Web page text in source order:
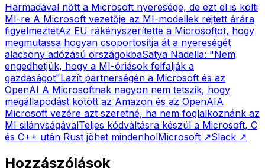
Harmadával nőtt a Microsoft nyeresége, de ezt el is költi
MI-re A Microsoft vezetője az MI-modellek rejtett árára
figyelmeztetAz EU rákényszerítette a Microsoftot, hogy
megmutassa hogyan csoportosítja át a nyereségét
alacsony adózású országokbaSatya Nadella: "Nem
engedhetjük, hogy a MI-óriások felfalják a
gazdaságot"Lazít partnerségén a Microsoft és az
OpenAI A Microsoftnak nagyon nem tetszik, hogy
megállapodást kötött az Amazon és az OpenAIA
Microsoft vezére azt szeretné, ha nem foglalkoznánk az
MI silányságávalTeljes kódváltásra készül a Microsoft, C
és C++ után Rust jöhet mindenholMicrosoft ↗Slack ↗
Hozzászólások